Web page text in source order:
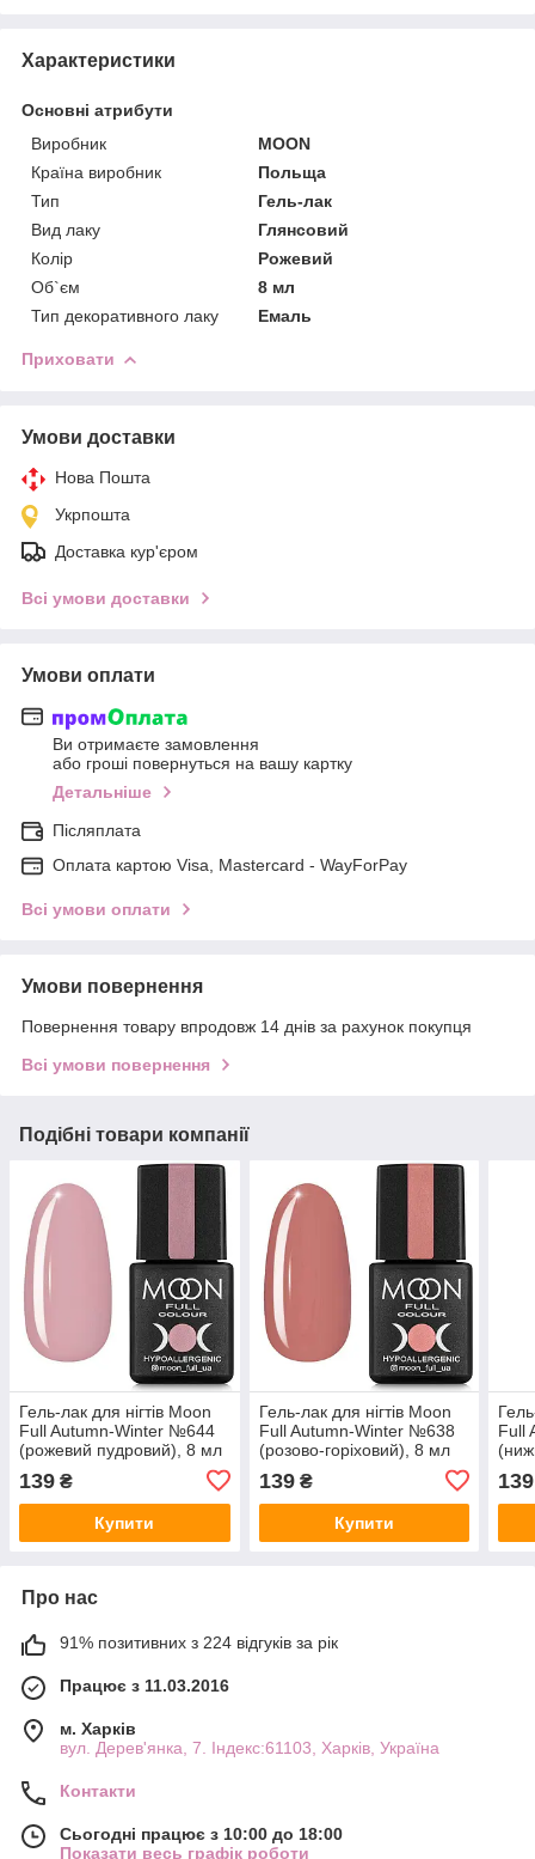
Характеристики
Основні атрибути
Виробник
MOON
Країна виробник
Польща
Тип
Гель-лак
Вид лаку
Глянсовий
Колір
Рожевий
Об`єм
8 мл
Тип декоративного лаку
Емаль
Приховати
Умови доставки
Нова Пошта
Укрпошта
Доставка кур'єром
Всі умови доставки
Умови оплати
Ви отримаєте замовлення
або гроші повернуться на вашу картку
Детальніше
Післяплата
Оплата картою Visa, Mastercard - WayForPay
Всі умови оплати
Умови повернення
Повернення товару впродовж 14 днів за рахунок покупця
Всі умови повернення
Подібні товари компанії
Гель-лак для нігтів Moon
Full Autumn-Winter №644
(рожевий пудровий), 8 мл
139 ₴
Купити
Гель-лак для нігтів Moon
Full Autumn-Winter №638
(розово-горіховий), 8 мл
139₴
Купити
Full
139
Про нас
91% позитивних з 224 відгуків за рік
Працює з 11.03.2016
м. Харків
вул. Дерев'янка, 7. Індекс:61103, Харків, Україна
Контакти
Сьогодні працює з 10:00 до 18:00
Показати весь графік роботи